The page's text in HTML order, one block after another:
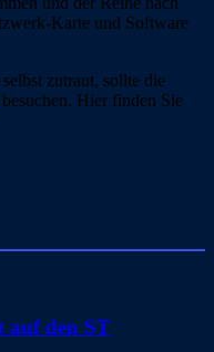
Karte und Software
zutraut, sollte die
Hier finden Sie
auf den ST